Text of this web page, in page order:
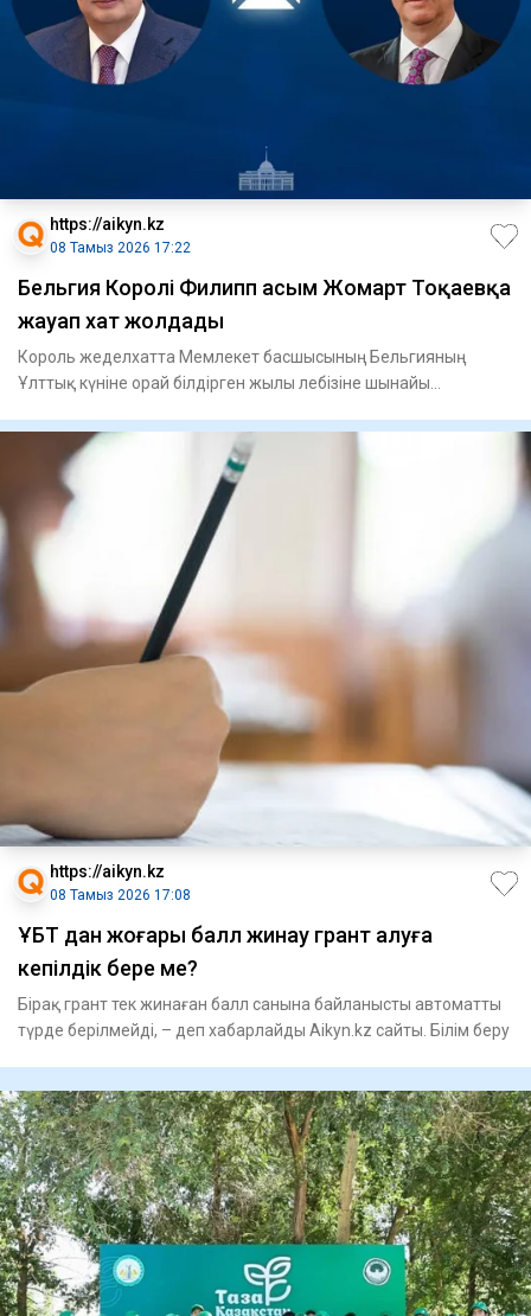
https://aikyn.kz
08 Тамыз 2026 17:22
Бельгия Королі Филипп Қасым Жомарт Тоқаевқа
жауап хат жолдады
Король жеделхатта Мемлекет басшысының Бельгияның
Ұлттық күніне орай білдірген жылы лебізіне шынайы
https://aikyn.kz
08 Тамыз 2026 17:08
ҰБТ дан жоғары балл жинау грант алуға
кепілдік бере ме?
Бірақ грант тек жинаған балл санына байланысты автоматты
түрде берілмейді, – деп хабарлайды Aikyn.kz сайты. Білім беру